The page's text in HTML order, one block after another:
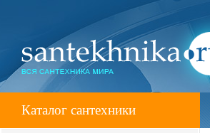
Каталог сантехники